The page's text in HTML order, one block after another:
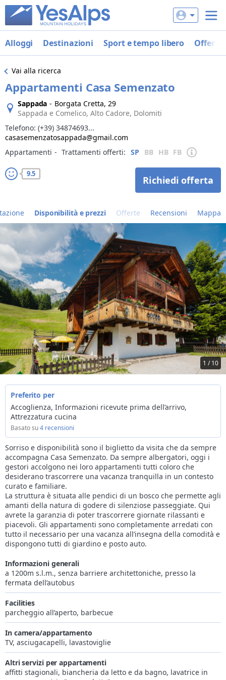
Alloggi Destinazioni Sport e tempo libero Offerte
Vai alla ricerca
Appartamenti Casa Semenzato
Sappada - Borgata Cretta, 29
Sappada e Comelico, Alto Cadore, Dolomiti
Telefono: (+39) 34874693...
casasemenzatosappada@gmail.com
Appartamenti ‐ Trattamenti offerti: SP BB HB FB
9.5
Richiedi offerta
Disponibilità e prezzi Offerte Recensioni Mappa
1 / 10
Sorriso e disponibilità sono il biglietto da visita che da sempre
accompagna Casa Semenzato. Da sempre albergatori, oggi i
gestori accolgono nei loro appartamenti tutti coloro che
desiderano trascorrere una vacanza tranquilla in un contesto
curato e familiare.
La struttura è situata alle pendici di un bosco che permette agli
amanti della natura di godere di silenziose passeggiate. Qui
avrete la garanzia di poter trascorrere giornate rilassanti e
piacevoli. Gli appartamenti sono completamente arredati con
tutto il necessario per una vacanza all’insegna della comodità e
dispongono tutti di giardino e posto auto.
Preferito per
Accoglienza, Informazioni ricevute prima dell’arrivo,
Attrezzatura cucina
Basato su4 recensioni
Informazioni generali
a 1200m s.l.m., senza barriere architettoniche, presso la
fermata dell’autobus
Facilities
parcheggio all’aperto, barbecue
In camera/appartamento
TV, asciugacapelli, lavastoviglie
Altri servizi per appartamenti
affitti stagionali, biancheria da letto e da bagno, lavatrice in